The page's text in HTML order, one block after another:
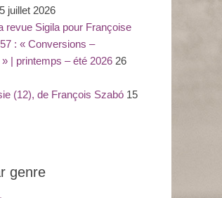
juillet 2026
revue Sigila pour Françoise
: « Conversions –
| printemps – été 2026 26
(12), de François Szabó 15
genre